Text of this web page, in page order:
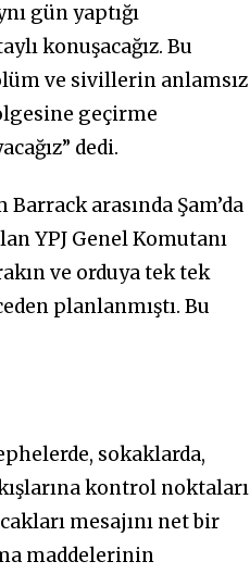
gün yaptığı
konuşacağız. Bu
ve sivillerin anlamsız
geçirme
dedi.
arasında Şam’da
YPJ Genel Komutanı
ve orduya tek tek
planlanmıştı. Bu
sokaklarda,
kontrol noktaları
mesajını net bir
maddelerinin